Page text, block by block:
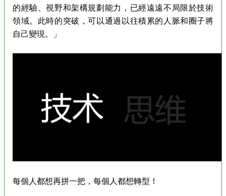
的經驗、視野和架構規劃能力，已經遠遠不局限於技術
領域。此時的突破，可以通過以往積累的人脈和圈子將
自己變現。」
每個人都想再拼一把，每個人都想轉型！